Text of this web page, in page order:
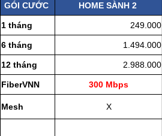
GÓI CƯỚC
HOME SÀNH 2
1 tháng 249.000
6 tháng 1.494.000
12 tháng 2.988.000
FiberVNN 300 Mbps
Mesh X